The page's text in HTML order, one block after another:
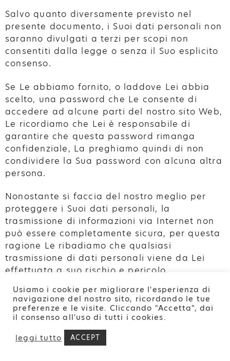
Salvo quanto diversamente previsto nel
presente documento, i Suoi dati personali non
saranno divulgati a terzi per scopi non
consentiti dalla legge o senza il Suo esplicito
consenso.
Se Le abbiamo fornito, o laddove Lei abbia
scelto, una password che Le consente di
accedere ad alcune parti del nostro sito Web,
Le ricordiamo che Lei è responsabile di
garantire che questa password rimanga
confidenziale, La preghiamo quindi di non
condividere la Sua password con alcuna altra
persona.
Nonostante si faccia del nostro meglio per
proteggere i Suoi dati personali, la
trasmissione di informazioni via Internet non
può essere completamente sicura, per questa
ragione Le ribadiamo che qualsiasi
trasmissione di dati personali viene da Lei
effettuata a suo rischio e pericolo.
13. DIRITTI DELL’INTERESSATO
Le ricordiamo che qualora Lei ci abbia fornito
i Suoi dati personali, lo ha fatto su base
completamente volontaria. Altresì, qualora
scelga di non fornire le informazioni richieste,
Usiamo i cookie per migliorare l'esperienza di
navigazione del nostro sito, ricordando le tue
preferenze e le visite. Cliccando "Accetta", dai
il consenso all'uso di tutti i cookies.
leggi tutto
ACCEPT